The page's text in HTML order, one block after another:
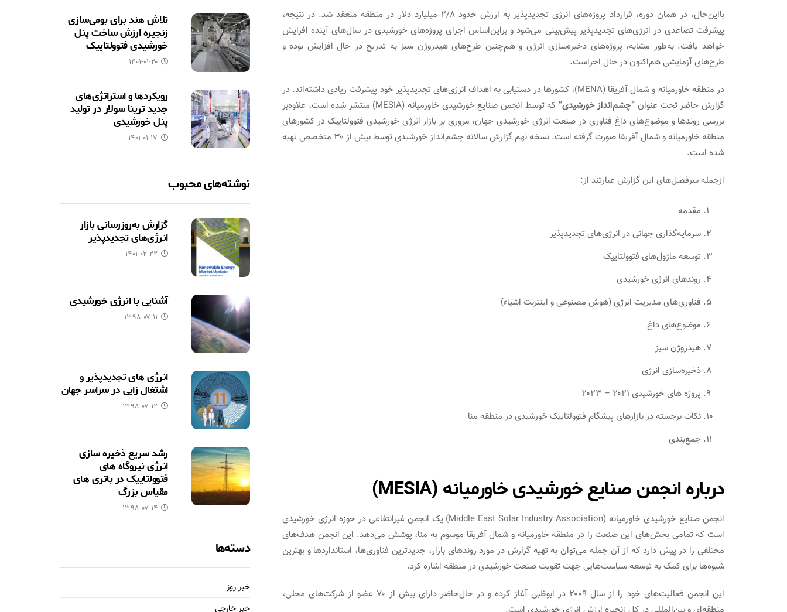
بااین‌حال، در همان دوره، قرارداد پروژه‌های انرژی تجدیدپذیر به ارزش حدود ۲/۸ میلیارد دلار در منطقه منعقد شد. در نتیجه،
پیشرفت تصاعدی در انرژی‌های تجدیدپذیر پیش‌بینی می‌شود و براین‌اساس اجرای پروژه‌های خورشیدی در سال‌های آینده افزایش
خواهد یافت. به‌طور مشابه، پروژه‌های ذخیره‌سازی انرژی و هم‌چنین طرح‌های هیدروژن سبز به تدریج در حال افزایش بوده و
طرح‌های آزمایشی هم‌اکنون در حال اجراست.
در منطقه خاورمیانه و شمال آفریقا (MENA)، کشورها در دستیابی به اهداف انرژی‌های تجدیدپذیر خود پیشرفت زیادی داشته‌اند. در
گزارش حاضر تحت عنوان “چشم‌انداز خورشیدی”
که توسط انجمن صنایع خورشیدی خاورمیانه (MESIA) منتشر شده است، علاوه‌بر
بررسی روندها و موضوع‌های داغ فناوری در صنعت انرژی خورشیدی جهان، مروری بر بازار انرژی خورشیدی فتوولتاییک در کشورهای
منطقه خاورمیانه و شمال آفریقا صورت گرفته است. نسخه نهم گزارش سالانه چشم‌انداز خورشیدی توسط بیش از ۳۰ متخصص تهیه
شده است.
ازجمله سرفصل‌های این گزارش عبارتند از:
مقدمه
سرمایه‌گذاری جهانی در انرژی‌های تجدیدپذیر
توسعه ماژول‌های فتوولتاییک
روندهای انرژی خورشیدی
فناوری‌های مدیریت انرژی (هوش مصنوعی و اینترنت اشیاء)
موضوع‌های داغ
هیدروژن سبز
ذخیره‌سازی انرژی
پروژه های خورشیدی ۲۰۲۱ – ۲۰۲۳
نکات برجسته در بازارهای پبشگام فتوولتاییک خورشیدی در منطقه منا
جمع‌بندی
درباره انجمن صنایع خورشیدی خاورمیانه (MESIA)
انجمن صنایع خورشیدی خاورمیانه (Middle East Solar Industry Association) یک انجمن غیرانتفاعی در حوزه انرژی خورشیدی
است که تمامی بخش‌های این صنعت را در منطقه خاورمیانه و شمال آفریقا موسوم به منا، پوشش می‌دهد. این انجمن هدف‌های
مختلفی را در پیش دارد که از آن جمله می‌توان به تهیه گزارش در مورد روندهای بازار، جدیدترین فناوری‌ها، استانداردها و بهترین
شیوه‌ها برای کمک به توسعه سیاست‌هایی جهت تقویت صنعت خورشیدی در منطقه اشاره کرد.
این انجمن فعالیت‌های خود را از سال ۲۰۰۹ در ابوظبی آغاز کرده و در حال‌حاضر دارای بیش از ۷۰ عضو از شرکت‌های محلی،
تلاش هند برای بومی‌سازی
زنجیره ارزش ساخت پنل
خورشیدی فتوولتاییک
۱۴۰۱-۰۱-۲۰
رویکردها و استراتژی‌های
جدید ترینا سولار در تولید
پنل خورشیدی
۱۴۰۱-۰۱-۱۷
نوشته‌های محبوب
گزارش به‌روزرسانی بازار
انرژی‌های تجدیدپذیر
۱۴۰۱-۰۲-۲۲
آشنایی با انرژی خورشیدی
۱۳۹۸-۰۷-۱۱
انرژی های تجدیدپذیر و
اشتغال زایی در سراسر جهان
۱۳۹۸-۰۷-۱۲
رشد سریع ذخیره سازی
انرژی نیروگاه های
فتوولتاییک در باتری های
مقیاس بزرگ
۱۳۹۸-۰۷-۱۴
دسته‌ها
خبر روز
خبر خارجی